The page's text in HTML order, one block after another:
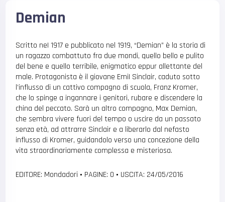
Demian
Scritto neI 1917 e pubblicato nel 1919, “Demian” è la storia di
un ragazzo combattuto fra due mondi, quello bello e pulito
del bene e quello terribile, enigmatico eppur allettante del
male. Protagonista è il giovane EmiI Sinclair, caduto sotto
l’influsso di un cattivo compagno di scuola, Franz Kromer,
che lo spinge a ingannare i genitori, rubare e discendere la
china del peccato. Sarà un altro compagno, Max Demian,
che sembra vivere fuori del tempo o uscire da un passato
senza età, ad attrarre Sinclair e a liberarlo dal nefasto
influsso di Kromer, guidandolo verso una concezione della
vita straordinariamente complessa e misteriosa.
EDITORE: Mondadori • PAGINE: 0 • USCITA: 24/05/2016